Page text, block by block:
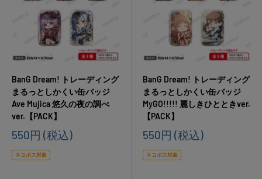
BanG Dream! トレーディング
まるっとしかくい缶バッジ
Ave Mujica 悠久の夜の調べ
ver.【PACK】
販
価
550円 (税込)
ネコポス対象
BanG Dream! トレーディング
まるっとしかくい缶バッジ
MyGO!!!!! 麗しきひとときver.
【PACK】
販
価
550円 (税込)
ネコポス対象